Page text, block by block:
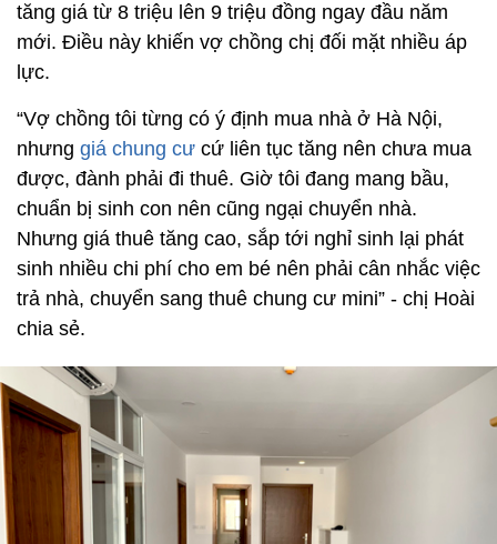
tăng giá từ 8 triệu lên 9 triệu đồng ngay đầu năm
mới. Điều này khiến vợ chồng chị đối mặt nhiều áp
lực.
“Vợ chồng tôi từng có ý định mua nhà ở Hà Nội,
nhưng giá chung cư cứ liên tục tăng nên chưa mua
được, đành phải đi thuê. Giờ tôi đang mang bầu,
chuẩn bị sinh con nên cũng ngại chuyển nhà.
Nhưng giá thuê tăng cao, sắp tới nghỉ sinh lại phát
sinh nhiều chi phí cho em bé nên phải cân nhắc việc
trả nhà, chuyển sang thuê chung cư mini” - chị Hoài
chia sẻ.